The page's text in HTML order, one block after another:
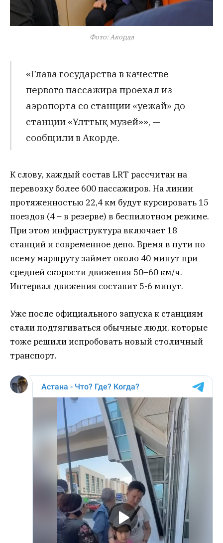
Фото: Акорда
«Глава государства в качестве
первого пассажира проехал из
аэропорта со станции «Әуежай» до
станции «Ұлттық музей»», —
сообщили в Акорде.
К слову, каждый состав LRT рассчитан на
перевозку более 600 пассажиров. На линии
протяженностью 22,4 км будут курсировать 15
поездов (4 – в резерве) в беспилотном режиме.
При этом инфраструктура включает 18
станций и современное депо. Время в пути по
всему маршруту займет около 40 минут при
средней скорости движения 50–60 км/ч.
Интервал движения составит 5-6 минут.
Уже после официального запуска к станциям
стали подтягиваться обычные люди, которые
тоже решили испробовать новый столичный
транспорт.